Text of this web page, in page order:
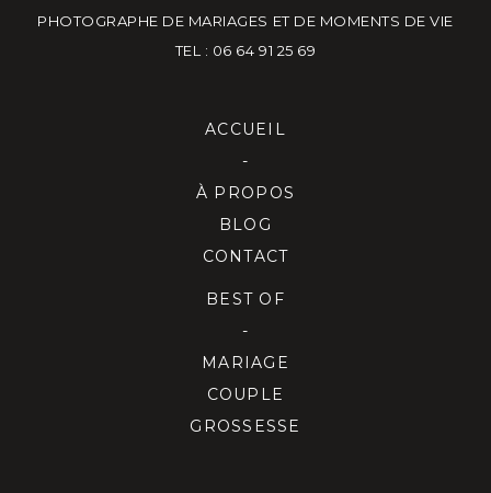
PHOTOGRAPHE DE MARIAGES ET DE MOMENTS DE VIE
TEL : 06 64 91 25 69
ACCUEIL
-
À PROPOS
BLOG
CONTACT
BEST OF
-
MARIAGE
COUPLE
GROSSESSE